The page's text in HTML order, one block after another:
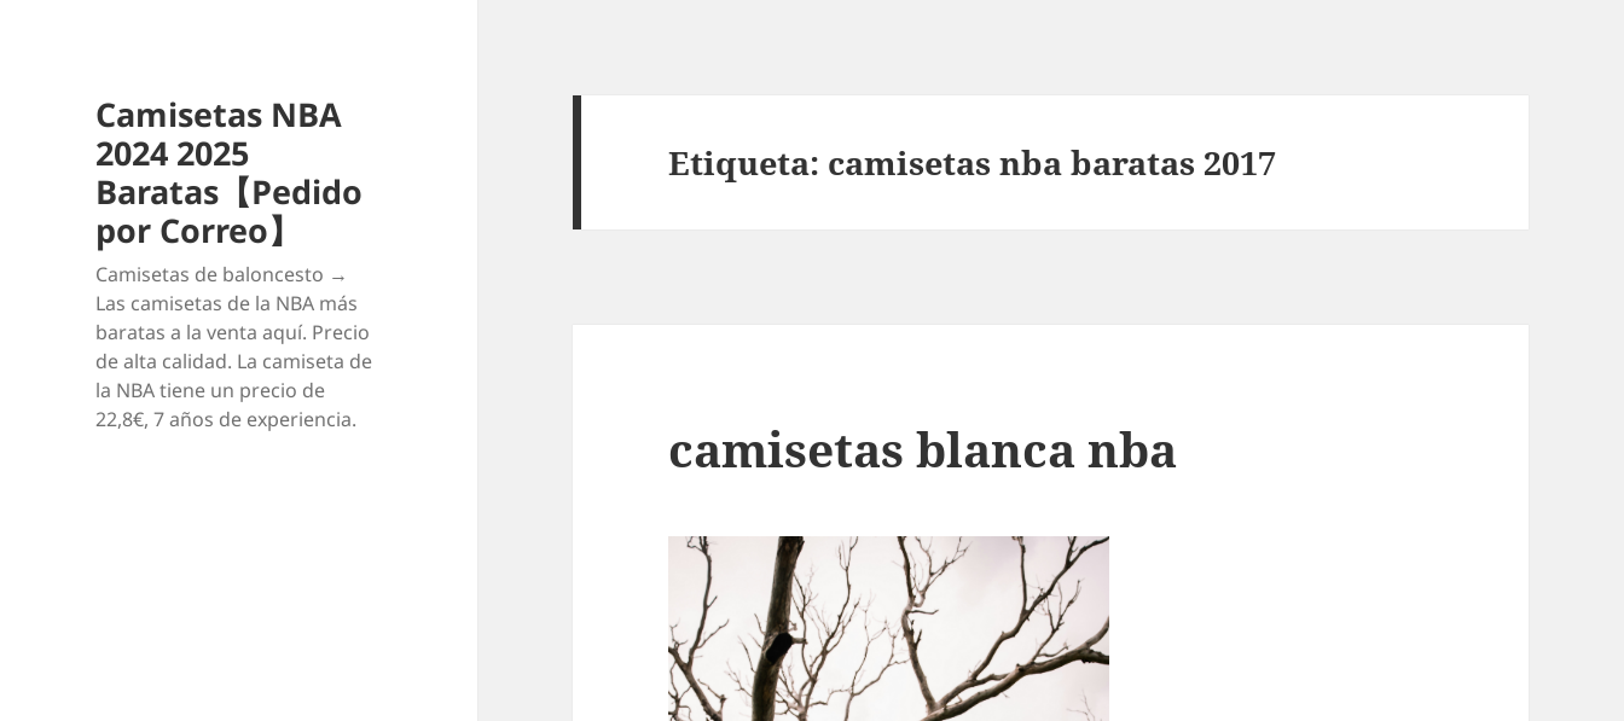
Camisetas NBA
2024 2025
Baratas【Pedido
por Correo】
Camisetas de baloncesto →
Las camisetas de la NBA más
baratas a la venta aquí. Precio
de alta calidad. La camiseta de
la NBA tiene un precio de
22,8€, 7 años de experiencia.
Etiqueta: camisetas nba baratas 2017
camisetas blanca nba